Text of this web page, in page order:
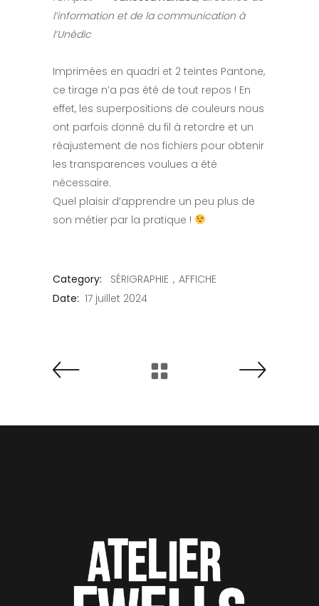
l’information et de la communication à
l’Unédic
Imprimées en quadri et 2 teintes Pantone,
ce tirage n’a pas été de tout repos ! En
effet, les superpositions de couleurs nous
ont parfois donné du fil à retordre et un
réajustement de nos fichiers pour obtenir
les transparences voulues a été
nécessaire.
Quel plaisir d’apprendre un peu plus de
son métier par la pratique !
Category: SÉRIGRAPHIE
AFFICHE
Date: 17 juillet 2024